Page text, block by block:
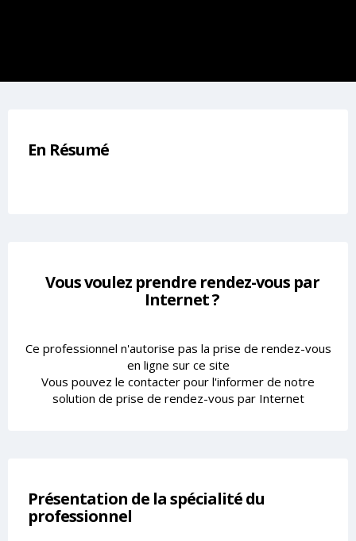
En Résumé
Vous voulez prendre rendez-vous par
Internet ?
Ce professionnel n'autorise pas la prise de rendez-vous
en ligne sur ce site
Vous pouvez le contacter pour l'informer de notre
solution de prise de rendez-vous par Internet
Présentation de la spécialité du
professionnel